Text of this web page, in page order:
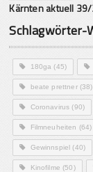
Kärnten aktuell
Schlagwörter-
180ga (45)
beate prettner(38)
Coronavirus (90)
Filmneuheiten (64)
Gewinnspiel (40)
Kinofilme (50)